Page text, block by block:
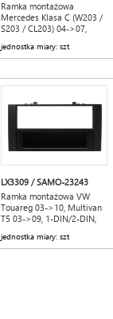
Ramka montażowa
Mercedes Klasa C (W203 /
S203 / CL203) 04->07,
jednostka miary: szt
LX3309 / SAMO-23243
Ramka montażowa VW
Touareg 03->10, Multivan
T5 03->09, 1-DIN/2-DIN,
jednostka miary: szt